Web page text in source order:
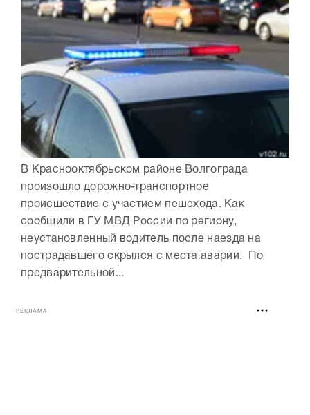
В Краснооктябрьском районе Волгограда
произошло дорожно-транспортное
происшествие с участием пешехода. Как
сообщили в ГУ МВД России по региону,
неустановленный водитель после наезда на
пострадавшего скрылся с места аварии. По
предварительной...
РЕКЛАМА